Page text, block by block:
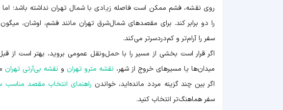
روی نقشه، فشم ممکن است فاصله زیادی با شمال تهران نداشته باشد؛
سفر را آرام‌تر و کم‌دردسرتر می‌کند.
اگر قرار است بخشی از مسیر را با حمل‌ونقل عمومی بروید، بهتر است از
میدان‌ها یا مسیرهای خروج از شهر، نقشه مترو تهران و نقشه بی‌آرتی تهران
اگر بین چند گزینه مردد مانده‌اید، خواندن راهنمای انتخاب مقصد مناسب
سفر هماهنگ‌تر انتخاب کنید.